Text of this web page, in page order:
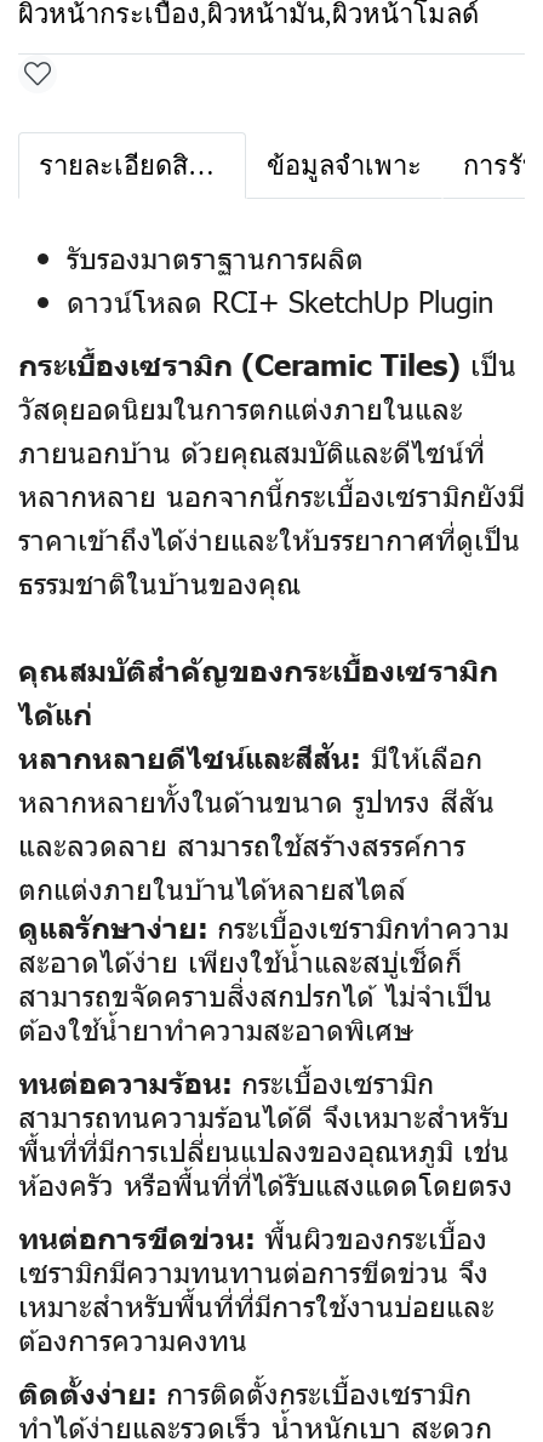
ผิวหน้ากระเบื้อง,ผิวหน้ามัน,ผิวหน้าโมลด์
รายละเอียดสินค้า ข้อมูลจำเพาะ การรั
รับรองมาตราฐานการผลิต
ดาวน์โหลด RCI+ SketchUp Plugin
กระเบื้องเซรามิก (Ceramic Tiles) เป็น
วัสดุยอดนิยมในการตกแต่งภายในและ
ภายนอกบ้าน ด้วยคุณสมบัติและดีไซน์ที่
หลากหลาย นอกจากนี้กระเบื้องเซรามิกยังมี
ราคาเข้าถึงได้ง่ายและให้บรรยากาศที่ดูเป็น
ธรรมชาติในบ้านของคุณ
คุณสมบัติสำคัญของกระเบื้องเซรามิก
ได้แก่
หลากหลายดีไซน์และสีสัน: มีให้เลือก
หลากหลายทั้งในด้านขนาด รูปทรง สีสัน
และลวดลาย สามารถใช้สร้างสรรค์การ
ตกแต่งภายในบ้านได้หลายสไตล์
ดูแลรักษาง่าย: กระเบื้องเซรามิกทำความ
สะอาดได้ง่าย เพียงใช้น้ำและสบู่เช็ดก็
สามารถขจัดคราบสิ่งสกปรกได้ ไม่จำเป็น
ต้องใช้น้ำยาทำความสะอาดพิเศษ
ทนต่อความร้อน: กระเบื้องเซรามิก
สามารถทนความร้อนได้ดี จึงเหมาะสำหรับ
พื้นที่ที่มีการเปลี่ยนแปลงของอุณหภูมิ เช่น
ห้องครัว หรือพื้นที่ที่ได้รับแสงแดดโดยตรง
ทนต่อการขีดข่วน: พื้นผิวของกระเบื้อง
เซรามิกมีความทนทานต่อการขีดข่วน จึง
เหมาะสำหรับพื้นที่ที่มีการใช้งานบ่อยและ
ต้องการความคงทน
ติดตั้งง่าย: การติดตั้งกระเบื้องเซรามิก
ทำได้ง่ายและรวดเร็ว น้ำหนักเบา สะดวก